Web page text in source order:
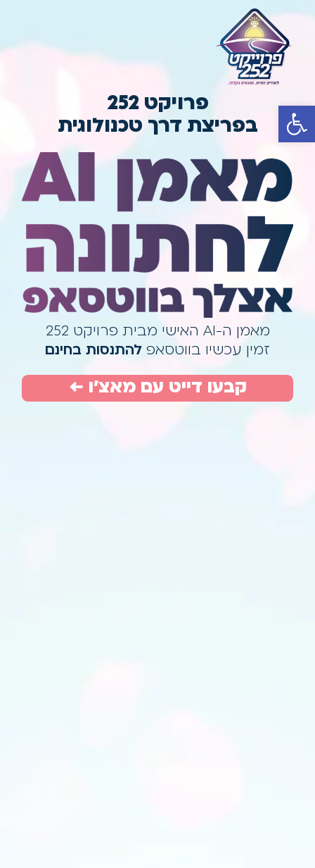
פתח סרגל נגישות
פרויקט 252
בפריצת דרך טכנולוגית
מאמן ה-AI האישי מבית פרויקט 252
זמין עכשיו בווטסאפ להתנסות בחינם
קבעו דייט עם מאצ'ו ←